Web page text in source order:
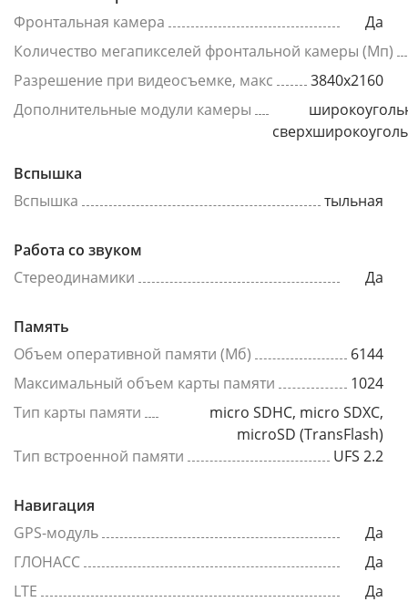
Фронтальная камера
Да
Количество мегапикселей фронтальной камеры (Мп)
Разрешение при видеосъемке, макс
3840x2160
Дополнительные модули камеры
Вспышка
Вспышка
тыльная
Работа со звуком
Стереодинамики
Да
Память
Объем оперативной памяти (Мб)
6144
Максимальный объем карты памяти
1024
Тип карты памяти
micro SDHC, micro SDXC,
microSD (TransFlash)
Тип встроенной памяти
UFS 2.2
Навигация
GPS-модуль
Да
ГЛОНАСС
Да
LTE
Да